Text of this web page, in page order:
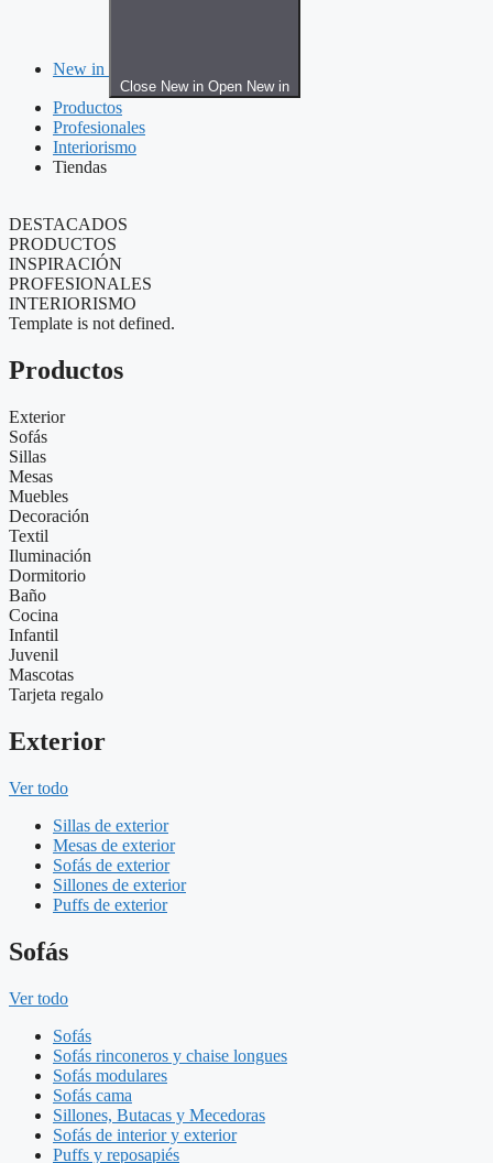
New in
Close New in Open New in
Productos
Profesionales
Interiorismo
Tiendas
DESTACADOS
PRODUCTOS
INSPIRACIÓN
PROFESIONALES
INTERIORISMO
Template is not defined.
Productos
Exterior
Sofás
Sillas
Mesas
Muebles
Decoración
Textil
Iluminación
Dormitorio
Baño
Cocina
Infantil
Juvenil
Mascotas
Tarjeta regalo
Exterior
Ver todo
Sillas de exterior
Mesas de exterior
Sofás de exterior
Sillones de exterior
Puffs de exterior
Sofás
Ver todo
Sofás
Sofás rinconeros y chaise longues
Sofás modulares
Sofás cama
Sillones, Butacas y Mecedoras
Sofás de interior y exterior
Puffs y reposapiés